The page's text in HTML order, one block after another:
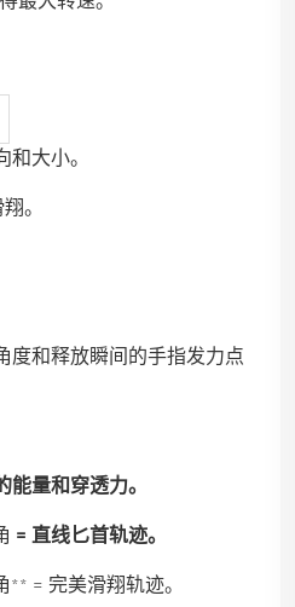
大小。
。
度和释放瞬间的手指发力点
能量和穿透力。
= 直线匕首轨迹。
= 完美滑翔轨迹。